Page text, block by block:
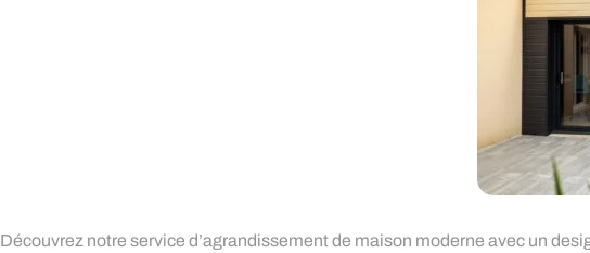
Découvrez notre service d’agrandissement de maison moderne avec un